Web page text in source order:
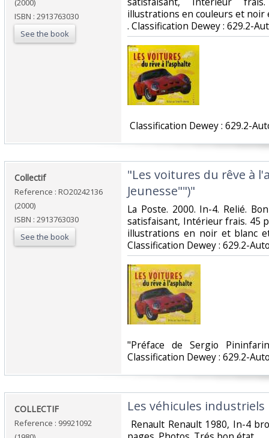
(2000)
ISBN : 2913763030
See the book
illustrations en couleurs et noir
. Classification Dewey : 629.2-
Classification Dewey : 629.2-
‎Collectif‎
Reference : RO20242136
(2000)
ISBN : 2913763030
See the book
‎"Les voitures du rêve à
Jeunesse"")"‎
‎La Poste. 2000. In-4. Relié.
satisfaisant, Intérieur frais. 45
illustrations en noir et blanc
Classification Dewey : 629.2-
‎"Préface de Sergio
Classification Dewey : 629.2-
‎COLLECTIF‎
Reference : 99921092
‎Les véhicules industriels
Renault Renault 1980, In-4